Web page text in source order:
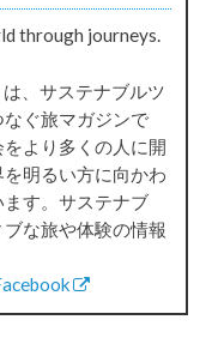
through journeys.
、サステナブルツ
ぐ旅マガジンで
より多くの人に開
明るい方に向かわ
す。サステナブ
な旅や体験の情報